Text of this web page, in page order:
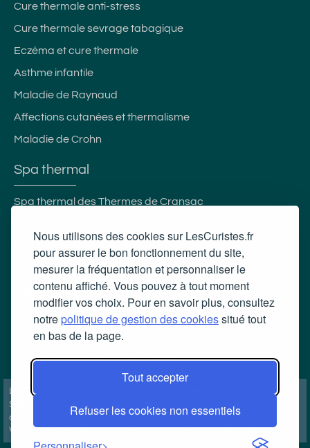
Nous utilisons des cookies sur LesCuristes.fr
pour assurer le bon fonctionnement du site,
mesurer la fréquentation et personnaliser le
contenu affiché. Vous pouvez à tout moment
modifier vos choix. Pour en savoir plus, consultez
notrepolitique de gestion des cookiessitué tout
en bas de la page.
Tout accepter
Refuser les cookies non essentiels
Cure thermale anti-stress
Cure thermale sevrage tabagique
Eczéma et cure thermale
Asthme infantile
Maladie de Raynaud
Affections cutanées et thermalisme
Maladie de Crohn
Spa thermal
Spa thermal des Thermes de Cransac
Spa thermal Sensoria Rio
Spa Thermal Roquebillière Thermal
Carte cadeau spa Vichy
Carte cadeau spa Bagnoles-de-l'Orne
Carte cadeau spa Saubusse
Carte cadeau spa Châtel-Guyon
LesCuristes.fr participe et est conforme à l'ensemble des
Spécifications et Politiques du Transparency & Consent Framework
de l'IAB Europe et utilise la Consent Management Platform n°92.
Vous pouvez modifier vos choix à tout moment encliquant ici.